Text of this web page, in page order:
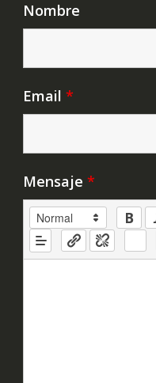
Nombre
Email *
Mensaje *